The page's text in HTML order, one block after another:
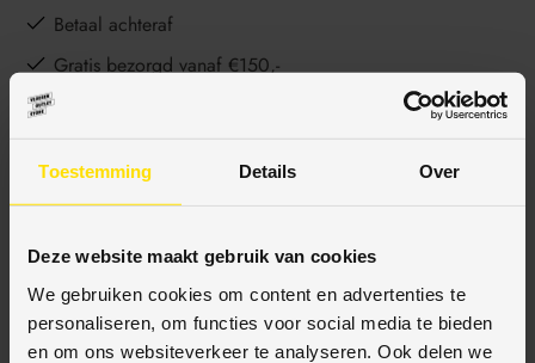
Toestemming Details Over
Deze website maakt gebruik van cookies
We gebruiken cookies om content en advertenties te
personaliseren, om functies voor social media te bieden
en om ons websiteverkeer te analyseren. Ook delen we
Betaal achteraf
Gratis bezorgd vanaf €150,-
Ophalen en advies in onze showroom
SPECIFICATIES